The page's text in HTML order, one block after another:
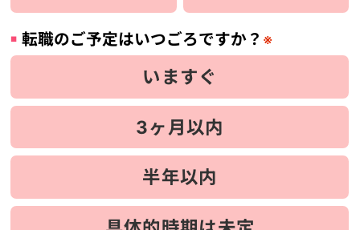
転職のご予定はいつごろですか？ ※
いますぐ
3ヶ月以内
半年以内